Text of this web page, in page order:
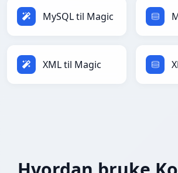
MySQL til Magic
XML til Magic